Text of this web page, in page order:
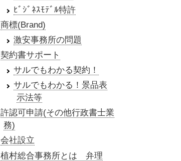
ﾋﾞｼﾞﾈｽﾓﾃﾞﾙ特許
商標(Brand)
激安事務所の問題
契約書サポート
サルでもわかる契約！
サルでもわかる！景品表
示法等
許認可申請(その他行政書士業
務)
会社設立
植村総合事務所とは 弁理